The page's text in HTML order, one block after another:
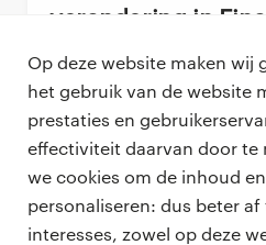
Op deze website maken wij
het gebruik van de website
prestaties en
effectiviteit daarvan door te
we cookies om de inhoud
personaliseren: dus beter
interesses, zowel op deze
verandering in
Accounting
Online
professionals